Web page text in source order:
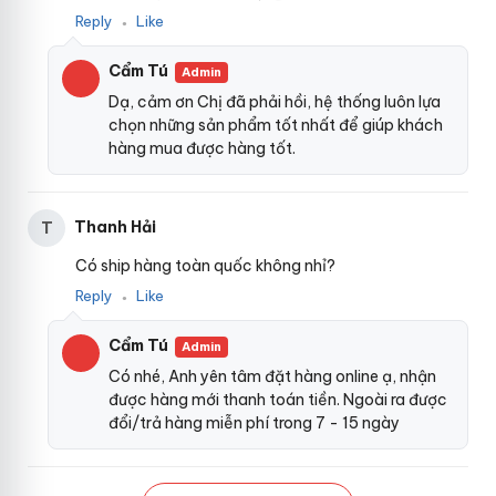
Cấu tạo chính:
Tên sản phẩm:Nước hoa tình yêu cao cấp Sbilant – Mỹ
Xuất xứ: Mỹ
Giá thị trường: 2.100.000 VNĐ .
Reply ● Like
Cẩm Tú Admin
Dạ, cảm ơn Chị đã phải hồi, hệ thống luôn lựa
chọn những sản phẩm tốt nhất để giúp khách
hàng mua được hàng tốt.
T
Thanh Hải
Có ship hàng toàn quốc không nhỉ?
Reply ● Like
Cẩm Tú Admin
Có nhé, Anh yên tâm đặt hàng online ạ, nhận
được hàng mới thanh toán tiền. Ngoài ra được
đổi/trả hàng miễn phí trong 7 - 15 ngày